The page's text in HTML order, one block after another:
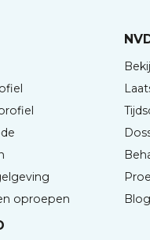
oproepen